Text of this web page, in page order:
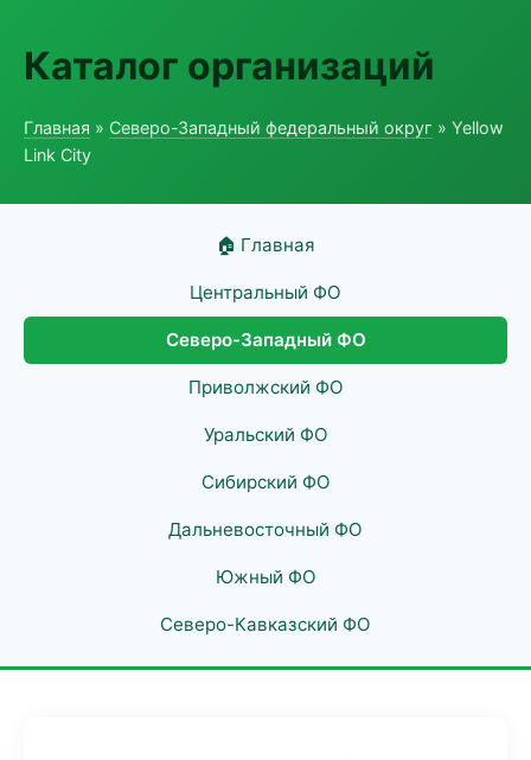
Каталог организаций
Главная » Северо-Западный федеральный округ » Yellow
Link City
🏠 Главная
Центральный ФО
Северо-Западный ФО
Приволжский ФО
Уральский ФО
Сибирский ФО
Дальневосточный ФО
Южный ФО
Северо-Кавказский ФО